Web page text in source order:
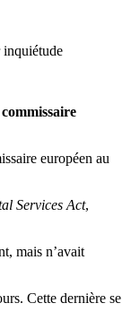
inquiétude
européen au
Services Act,
mais n’avait
Cette dernière se